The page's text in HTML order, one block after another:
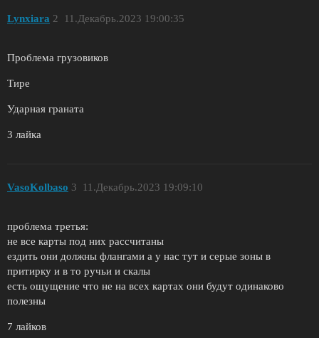
Lynxiara 11.Декабрь.2023 19:00:35
2
Проблема грузовиков
Тире
Ударная граната
3 лайка
VasoKolbaso 11.Декабрь.2023 19:09:10
3
проблема третья:
не все карты под них рассчитаны
ездить они должны флангами а у нас тут и серые зоны в
притирку и в то ручьи и скалы
есть ощущение что не на всех картах они будут одинаково
полезны
7 лайков